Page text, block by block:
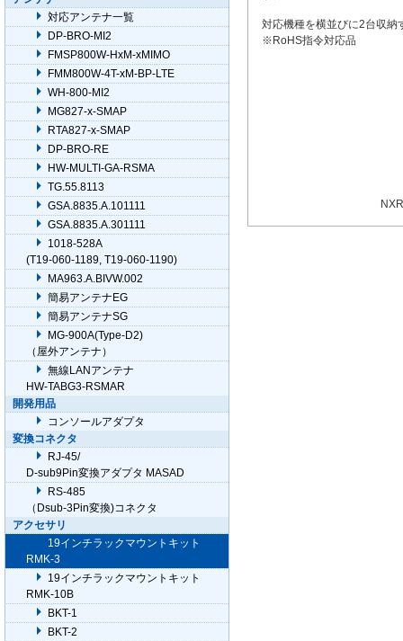
対応機種を横並びに2台収納
※RoHS指令対応品
対応アンテナ一覧
DP-BRO-MI2
FMSP800W-HxM-xMIMO
FMM800W-4T-xM-BP-LTE
WH-800-MI2
MG827-x-SMAP
RTA827-x-SMAP
DP-BRO-RE
HW-MULTI-GA-RSMA
TG.55.8113
GSA.8835.A.101111
GSA.8835.A.301111
1018-528A
(T19-060-1189, T19-060-1190)
MA963.A.BIVW.002
簡易アンテナEG
簡易アンテナSG
MG-900A(Type-D2)
（屋外アンテナ）
無線LANアンテナ
HW-TABG3-RSMAR
開発用品
コンソールアダプタ
変換コネクタ
RJ-45/
D-sub9Pin変換アダプタ MASAD
RS-485
（Dsub-3Pin変換)コネクタ
アクセサリ
19インチラックマウントキット
RMK-3
19インチラックマウントキット
RMK-10B
BKT-1
BKT-2